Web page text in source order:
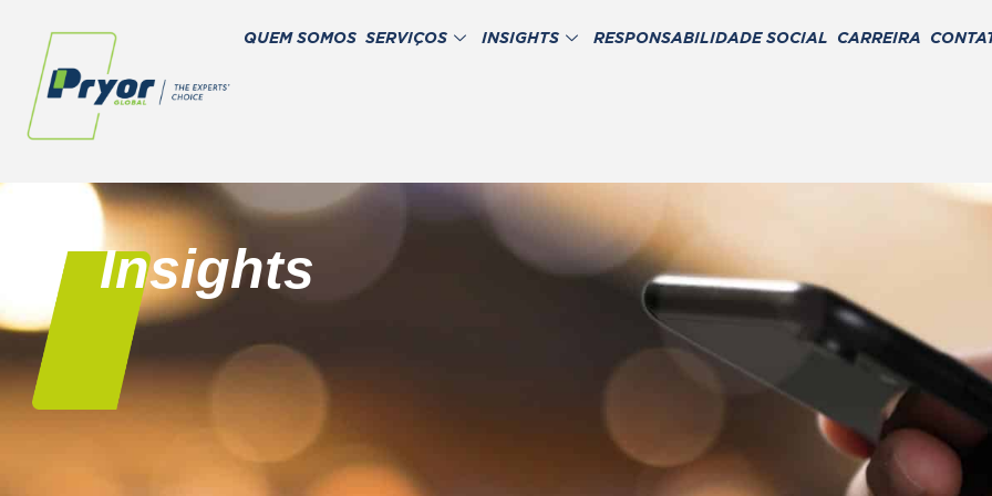
QUEM SOMOS SERVIÇOS INSIGHTS RESPONSABILIDADE SOCIAL CARREIRA
Insights